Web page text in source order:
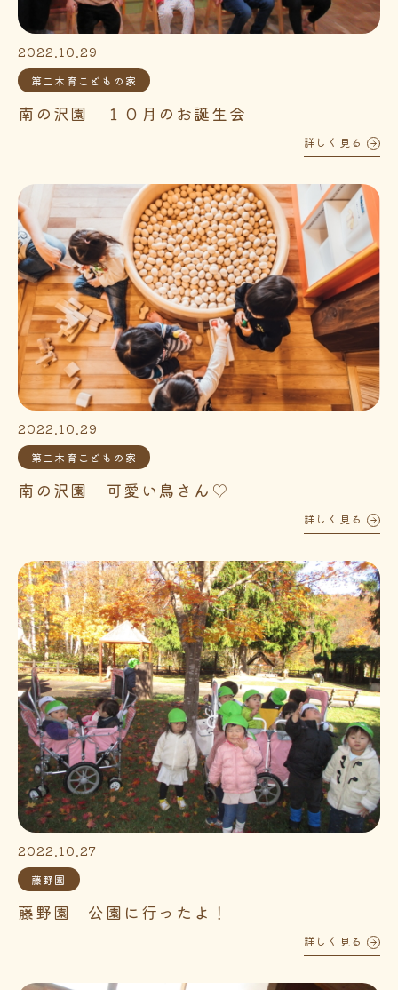
2022.10.29
第二木育こどもの家
南の沢園 １０月のお誕生会
詳しく見る
2022.10.29
第二木育こどもの家
南の沢園 可愛い鳥さん♡
詳しく見る
2022.10.27
藤野園
藤野園 公園に行ったよ！
詳しく見る